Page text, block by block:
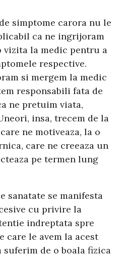
simptome carora nu le
ca ne ingrijoram
vizita la medic pentru a
respective.
si mergem la medic
responsabili fata de
ne pretuim viata,
insa, trecem de la
ne motiveaza, la o
care ne creeaza un
pe termen lung
sanatate se manifesta
cu privire la
indreptata spre
care le avem la acest
de o boala fizica